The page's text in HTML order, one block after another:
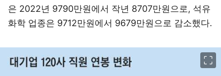
은 2022년 9790만원에서 작년 8707만원으로, 석유
화학 업종은 9712만원에서 9679만원으로 감소했다.